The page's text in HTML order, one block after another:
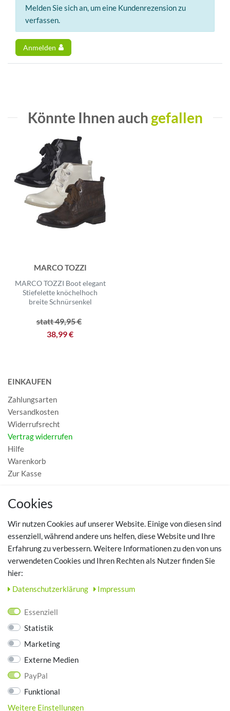
Melden Sie sich an, um eine Kundenrezension zu
verfassen.
Anmelden
Könnte Ihnen auch gefallen
MARCO TOZZI
MARCO TOZZI Boot elegant
Stiefelette knöchelhoch
breite Schnürsenkel
statt 49,95 €
38,99 €
EINKAUFEN
Zahlungsarten
Versandkosten
Widerrufsrecht
Vertrag widerrufen
Hilfe
Warenkorb
Zur Kasse
MEIN KONTO
TOP SCHUHTHEMEN
Hausschuhe - Bequeme Schuhe für zuhause
Datenschutz
AGB
Impressum
ZAHLUNGSARTEN
Cookies
Wir nutzen Cookies auf unserer Website. Einige von diesen sind
essenziell, während andere uns helfen, diese Website und Ihre
Erfahrung zu verbessern. Weitere Informationen zu den von uns
verwendeten Cookies und Ihren Rechten als Nutzer finden Sie
hier:
Daten­schutz­erklärung
Impressum
Essenziell
Statistik
Marketing
Externe Medien
PayPal
Funktional
Weitere Einstellungen